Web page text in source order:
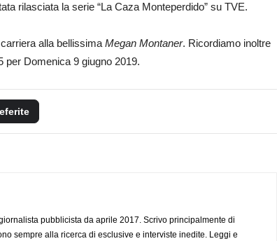
rilasciata la serie “La Caza Monteperdido” su TVE.
alla bellissima Megan Montaner. Ricordiamo inoltre
per Domenica 9 giugno 2019.
pubblicista da aprile 2017. Scrivo principalmente di
sempre alla ricerca di esclusive e interviste inedite. Leggi e